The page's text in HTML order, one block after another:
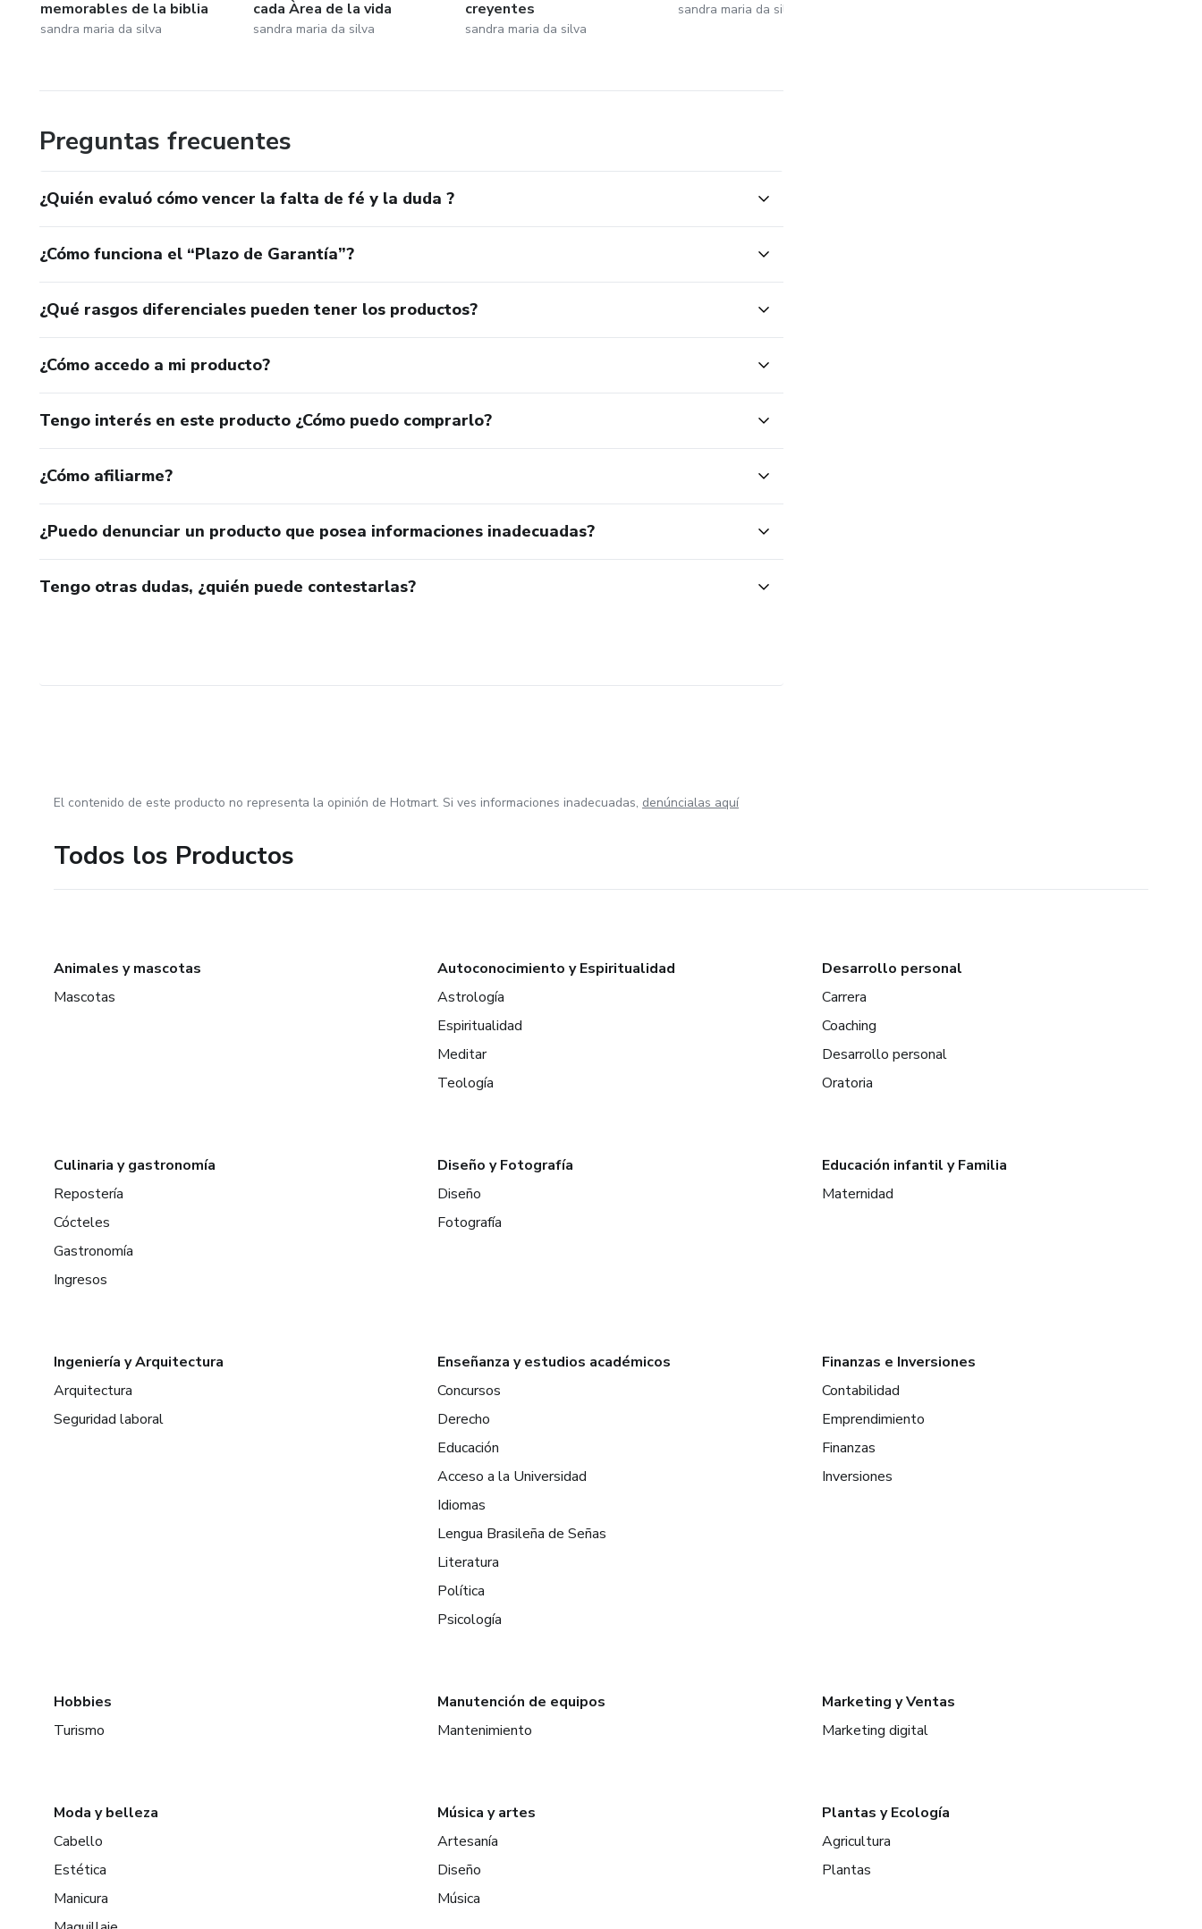
memorables de la biblia
sandra maria da silva
cada Àrea de la vida
sandra maria da silva
creyentes
sandra maria da silva
sandra maria da silva
Preguntas frecuentes
¿Quién evaluó cómo vencer la falta de fé y la duda ?
¿Cómo funciona el “Plazo de Garantía”?
¿Qué rasgos diferenciales pueden tener los productos?
¿Cómo accedo a mi producto?
Tengo interés en este producto ¿Cómo puedo comprarlo?
¿Cómo afiliarme?
¿Puedo denunciar un producto que posea informaciones inadecuadas?
Tengo otras dudas, ¿quién puede contestarlas?
El contenido de este producto no representa la opinión de Hotmart. Si ves informaciones inadecuadas, denúncialas aquí
Todos los Productos
Animales y mascotas
Mascotas
Autoconocimiento y Espiritualidad
Astrología
Espiritualidad
Meditar
Teología
Desarrollo personal
Carrera
Coaching
Desarrollo personal
Oratoria
Culinaria y gastronomía
Repostería
Cócteles
Gastronomía
Ingresos
Diseño y Fotografía
Diseño
Fotografía
Educación infantil y Familia
Maternidad
Ingeniería y Arquitectura
Arquitectura
Seguridad laboral
Enseñanza y estudios académicos
Concursos
Derecho
Educación
Acceso a la Universidad
Idiomas
Lengua Brasileña de Señas
Literatura
Política
Psicología
Finanzas e Inversiones
Contabilidad
Emprendimiento
Finanzas
Inversiones
Hobbies
Turismo
Manutención de equipos
Mantenimiento
Marketing y Ventas
Marketing digital
Moda y belleza
Cabello
Estética
Manicura
Música y artes
Artesanía
Diseño
Música
Plantas y Ecología
Agricultura
Plantas